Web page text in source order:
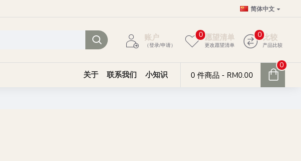
简体中文
账户
（登录/申请）
愿望清单
更改愿望清单
0 比较
产品比较
0
关于 联系我们 小知识 0 件商品 - RM0.00
0